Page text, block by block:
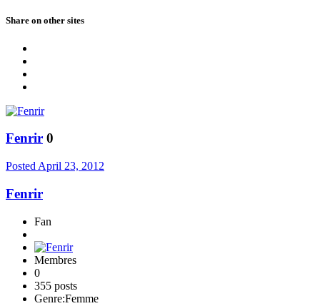
Share on other sites
Fenrir 0
Posted April 23, 2012
Fenrir
Fan
Membres
0
355 posts
Genre:Femme